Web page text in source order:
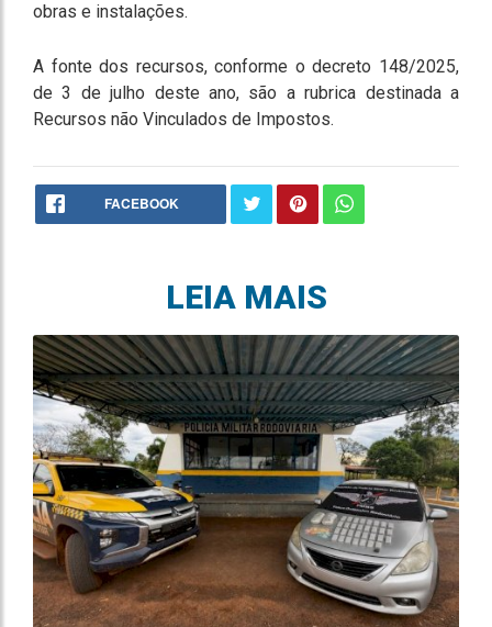
obras e instalações.
A fonte dos recursos, conforme o decreto 148/2025,
de 3 de julho deste ano, são a rubrica destinada a
Recursos não Vinculados de Impostos.
FACEBOOK
LEIA MAIS